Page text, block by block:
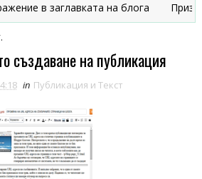
в заглавката на блога Признаци,
създаване на публикация
in Публикация и Текст